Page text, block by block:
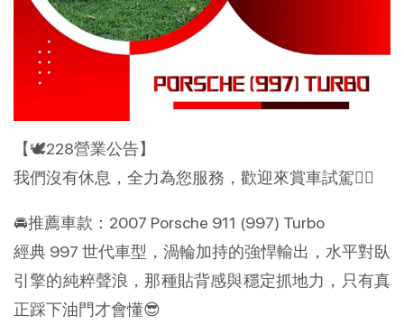
【🕊️228營業公告】
我們沒有休息，全力為您服務，歡迎來賞車試駕👍🏻
🚘推薦車款：2007 Porsche 911 (997) Turbo
經典 997 世代車型，渦輪加持的強悍輸出，水平對臥
引擎的純粹聲浪，那種貼背感與穩定抓地力，只有真
正踩下油門才會懂😎